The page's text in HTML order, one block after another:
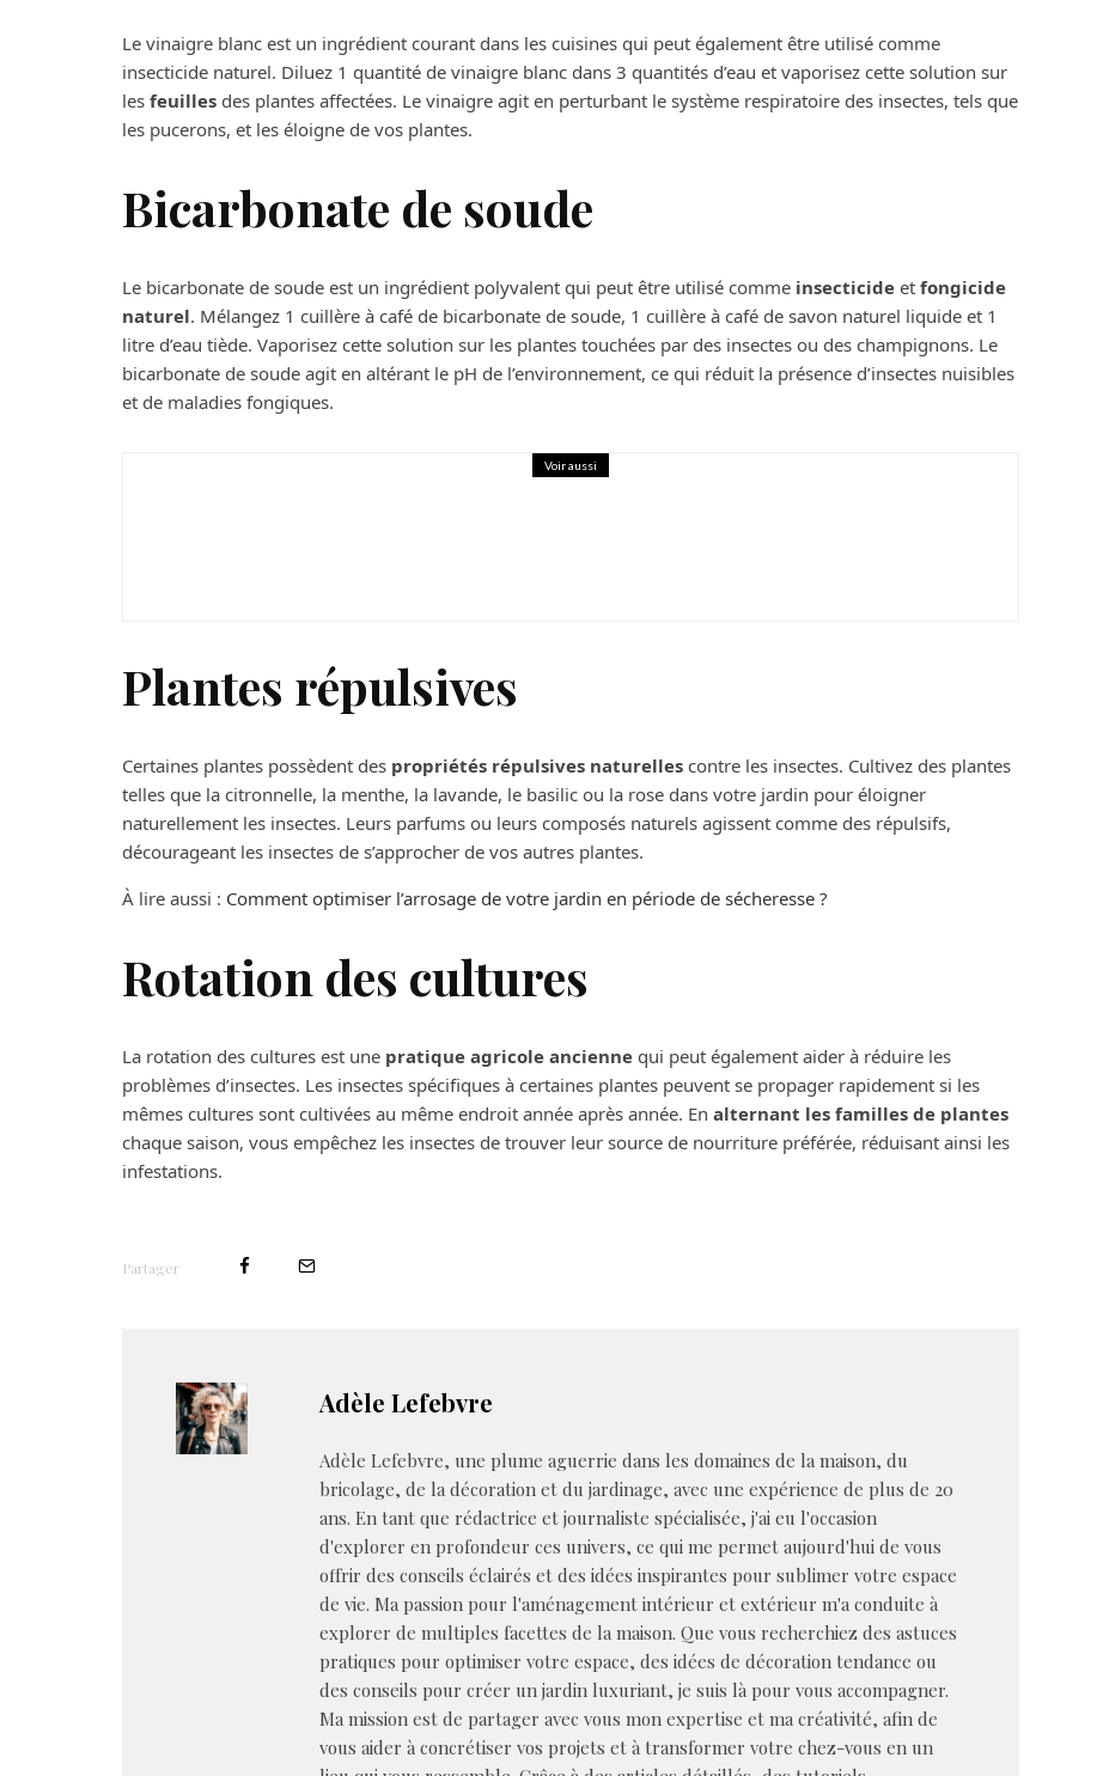
Le vinaigre blanc est un ingrédient courant dans les cuisines qui peut également être utilisé comme
insecticide naturel. Diluez 1 quantité de vinaigre blanc dans 3 quantités d’eau et vaporisez cette solution sur
les feuilles des plantes affectées. Le vinaigre agit en perturbant le système respiratoire des insectes, tels que
les pucerons, et les éloigne de vos plantes.
Bicarbonate de soude
Le bicarbonate de soude est un ingrédient polyvalent qui peut être utilisé comme insecticide et fongicide
naturel. Mélangez 1 cuillère à café de bicarbonate de soude, 1 cuillère à café de savon naturel liquide et 1
litre d’eau tiède. Vaporisez cette solution sur les plantes touchées par des insectes ou des champignons. Le
bicarbonate de soude agit en altérant le pH de l’environnement, ce qui réduit la présence d’insectes nuisibles
et de maladies fongiques.
Voir aussi
Plantes répulsives
Certaines plantes possèdent des propriétés répulsives naturelles contre les insectes. Cultivez des plantes
telles que la citronnelle, la menthe, la lavande, le basilic ou la rose dans votre jardin pour éloigner
naturellement les insectes. Leurs parfums ou leurs composés naturels agissent comme des répulsifs,
décourageant les insectes de s’approcher de vos autres plantes.
À lire aussi : Comment optimiser l’arrosage de votre jardin en période de sécheresse ?
Rotation des cultures
La rotation des cultures est une pratique agricole ancienne qui peut également aider à réduire les
problèmes d’insectes. Les insectes spécifiques à certaines plantes peuvent se propager rapidement si les
mêmes cultures sont cultivées au même endroit année après année. En alternant les familles de plantes
chaque saison, vous empêchez les insectes de trouver leur source de nourriture préférée, réduisant ainsi les
infestations.
Partager
Adèle Lefebvre
Adèle Lefebvre, une plume aguerrie dans les domaines de la maison, du
bricolage, de la décoration et du jardinage, avec une expérience de plus de 20
ans. En tant que rédactrice et journaliste spécialisée, j'ai eu l'occasion
d'explorer en profondeur ces univers, ce qui me permet aujourd'hui de vous
offrir des conseils éclairés et des idées inspirantes pour sublimer votre espace
de vie. Ma passion pour l'aménagement intérieur et extérieur m'a conduite à
explorer de multiples facettes de la maison. Que vous recherchiez des astuces
pratiques pour optimiser votre espace, des idées de décoration tendance ou
des conseils pour créer un jardin luxuriant, je suis là pour vous accompagner.
Ma mission est de partager avec vous mon expertise et ma créativité, afin de
vous aider à concrétiser vos projets et à transformer votre chez-vous en un